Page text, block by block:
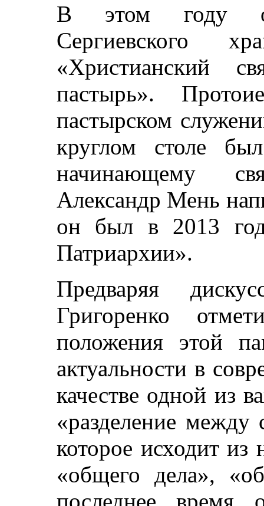
В этом году
Сергиевского
«Христианский
пастырь».
пастырском
круглом столе
начинающему
Александр Мень
он был в 2013
Патриархии».
Предваряя
Григоренко
положения этой
актуальности в
качестве одной из
«разделение
которое исходит из
«общего дела»,
последнее время